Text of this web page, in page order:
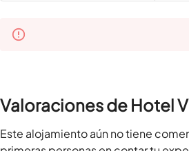
Valoraciones de Hotel
Este alojamiento aún no tiene